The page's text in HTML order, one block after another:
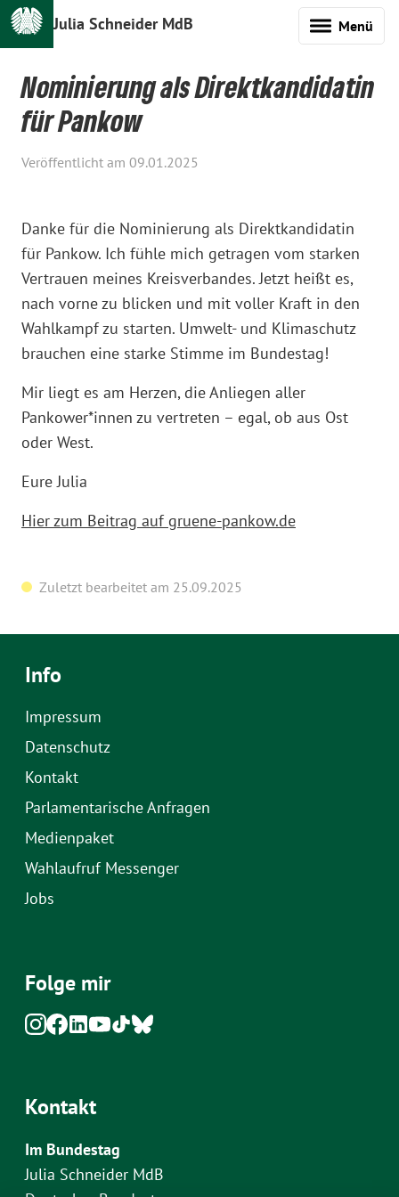
Julia Schneider MdB Menü
Nominierung als Direktkandidatin
für Pankow
Veröffentlicht am 09.01.2025
Danke für die Nominierung als Direktkandidatin
für Pankow. Ich fühle mich getragen vom starken
Vertrauen meines Kreisverbandes. Jetzt heißt es,
nach vorne zu blicken und mit voller Kraft in den
Wahlkampf zu starten. Umwelt- und Klimaschutz
brauchen eine starke Stimme im Bundestag!
Mir liegt es am Herzen, die Anliegen aller
Pankower*innen zu vertreten – egal, ob aus Ost
oder West.
Eure Julia
Hier zum Beitrag auf gruene-pankow.de
Zuletzt bearbeitet am 25.09.2025
Info
Impressum
Datenschutz
Kontakt
Parlamentarische Anfragen
Medienpaket
Wahlaufruf Messenger
Jobs
Folge mir
Kontakt
Im Bundestag
Julia Schneider MdB